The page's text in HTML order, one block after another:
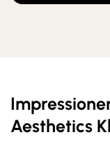
Aesthetics